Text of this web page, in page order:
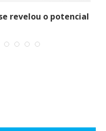
revelou o potencial